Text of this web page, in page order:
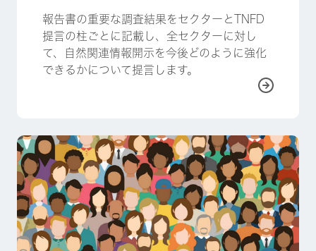
報告書の重要な調査結果をセクターとTNFD
提言の柱ごとに記載し、全セクターに対し
て、自然関連情報開示を今後どのように強化
できるかについて提言します。
詳しく